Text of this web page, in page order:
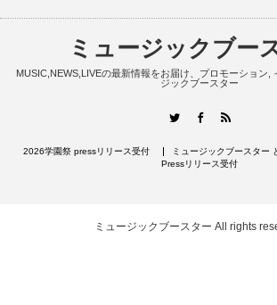
ミュージックブー
MUSIC,NEWS,LIVEの最新情報をお届け、プロモーション,
ジックブースター
TwitterFacebook
2026学園祭 pressリリース受付 ミュージックブースター
Pressリリース受付
ミュージックブースター All rights